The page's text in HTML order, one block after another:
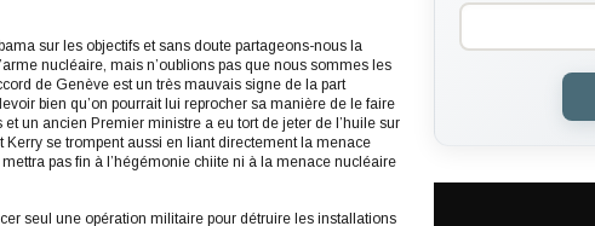
sur les objectifs et sans doute partageons-nous la
nucléaire, mais n’oublions pas que nous sommes les
de Genève est un très mauvais signe de la part
bien qu’on pourrait lui reprocher sa manière de le faire
un ancien Premier ministre a eu tort de jeter de l’huile sur
Kerry se trompent aussi en liant directement la menace
pas fin à l’hégémonie chiite ni à la menace nucléaire
seul une opération militaire pour détruire les installations